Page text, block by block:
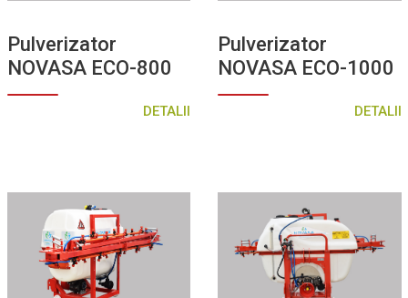
Pulverizator
NOVASA ECO-800
DETALII
Pulverizator
NOVASA ECO-1000
DETALII